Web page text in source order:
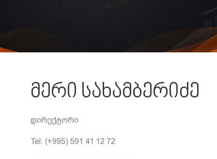
მერი სახამბერიძე
დირექტორი
Tel: (+995) 591 41 12 72